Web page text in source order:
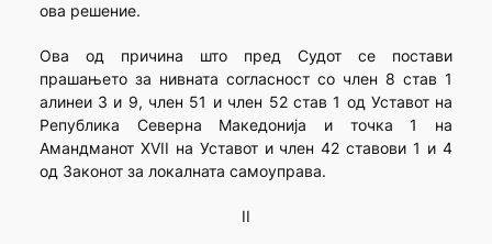
ова решение.
Ова од причина што пред Судот се постави
прашањето за нивната согласност со член 8 став 1
алинеи 3 и 9, член 51 и член 52 став 1 од Уставот на
Република Северна Македонија и точка 1 на
Амандманот XVII на Уставот и член 42 ставови 1 и 4
од Законот за локалната самоуправа.
II